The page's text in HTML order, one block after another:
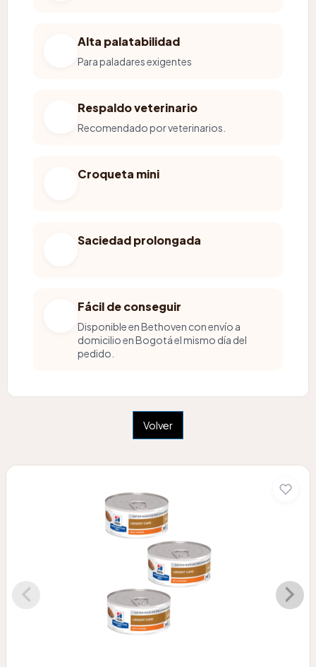
Alta palatabilidad
Para paladares exigentes
Respaldo veterinario
Recomendado por veterinarios.
Croqueta mini
Saciedad prolongada
Fácil de conseguir
Disponible en Bethoven con envío a
domicilio en Bogotá el mismo día del
pedido.
Volver